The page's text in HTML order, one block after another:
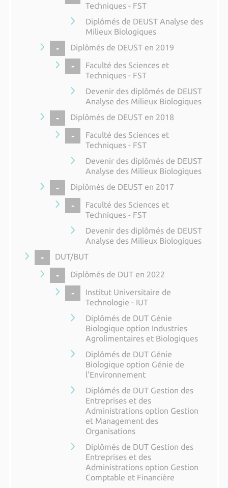
Techniques - FST
Diplômés de DEUST Analyse des
Milieux Biologiques
COLLAPSE
Diplômés de DEUST en 2019
COLLAPSE
Faculté des Sciences et
Techniques - FST
Devenir des diplômés de DEUST
Analyse des Milieux Biologiques
COLLAPSE
Diplômés de DEUST en 2018
COLLAPSE
Faculté des Sciences et
Techniques - FST
Devenir des diplômés de DEUST
Analyse des Milieux Biologiques
COLLAPSE
Diplômés de DEUST en 2017
COLLAPSE
Faculté des Sciences et
Techniques - FST
Devenir des diplômés de DEUST
Analyse des Milieux Biologiques
COLLAPSE
DUT/BUT
COLLAPSE
Diplômés de DUT en 2022
COLLAPSE
Institut Universitaire de
Technologie - IUT
Diplômés de DUT Génie
Biologique option Industries
Agrolimentaires et Biologiques
Diplômés de DUT Génie
Biologique option Génie de
l'Environnement
Diplômés de DUT Gestion des
Entreprises et des
Administrations option Gestion
et Management des
Organisations
Diplômés de DUT Gestion des
Entreprises et des
Administrations option Gestion
Comptable et Financière